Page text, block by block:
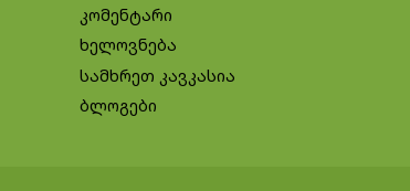
კომენტარი
ხელოვნება
სამხრეთ კავკასია
ბლოგები